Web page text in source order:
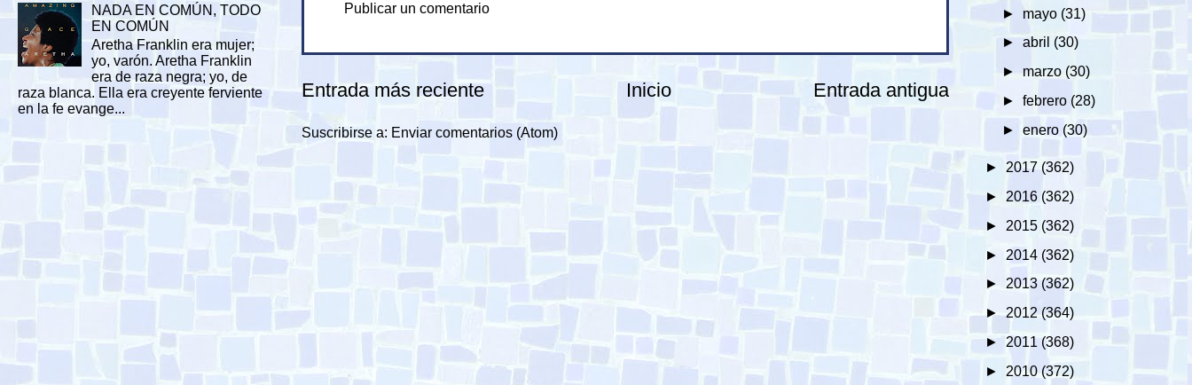
Publicar un comentario
Entrada más reciente Entrada antigua
Inicio
Suscribirse a: Enviar comentarios (Atom)
NADA EN COMÚN, TODO
EN COMÚN
Aretha Franklin era mujer;
yo, varón. Aretha Franklin
era de raza negra; yo, de
raza blanca. Ella era creyente ferviente
en la fe evange...
► mayo (31)
► abril (30)
► marzo (30)
► febrero (28)
► enero (30)
► 2017 (362)
► 2016 (362)
► 2015 (362)
► 2014 (362)
► 2013 (362)
►2012(364)
► 2011 (368)
► 2010 (372)